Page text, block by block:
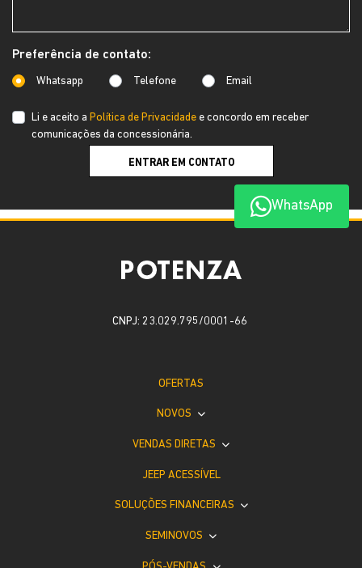
Preferência de contato:
Whatsapp Telefone Email
Li e aceito a Política de Privacidade e concordo em receber
comunicações da concessionária.
ENTRAR EM CONTATO
WhatsApp
CNPJ: 23.029.795/0001-66
OFERTAS
NOVOS
VENDAS DIRETAS
JEEP ACESSÍVEL
SOLUÇÕES FINANCEIRAS
SEMINOVOS